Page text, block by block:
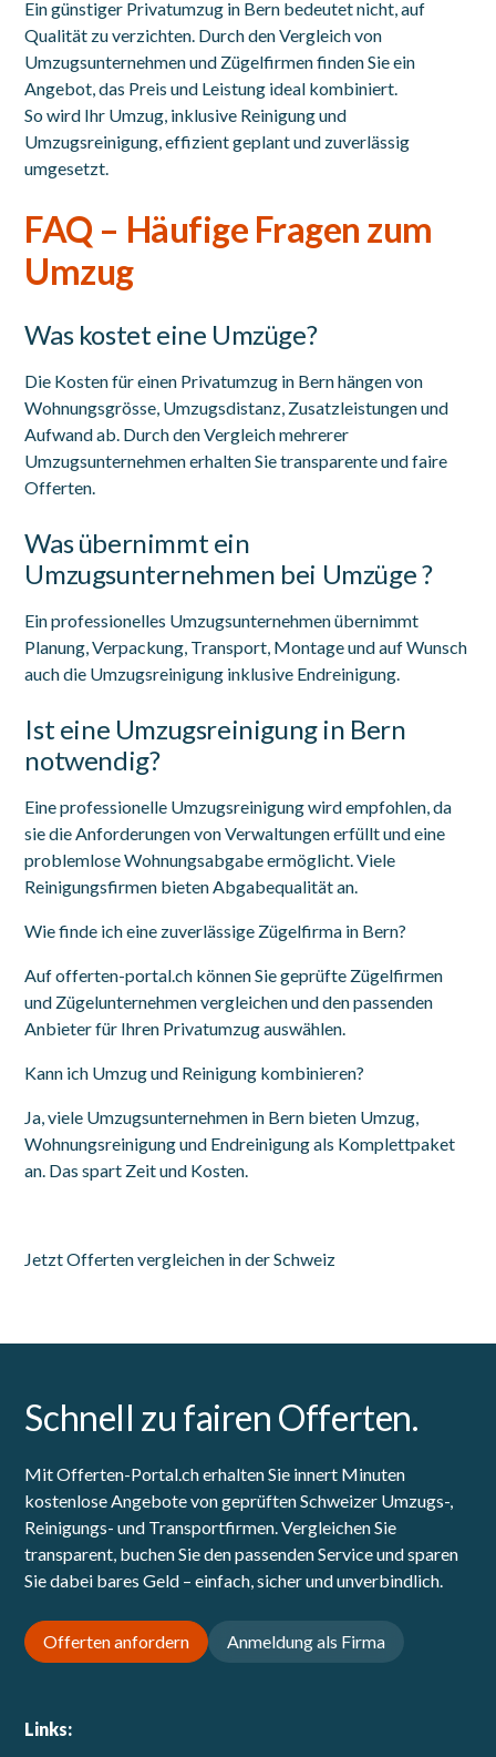
Ein günstiger Privatumzug in Bern bedeutet nicht, auf
Qualität zu verzichten. Durch den Vergleich von
Umzugsunternehmen und Zügelfirmen finden Sie ein
Angebot, das Preis und Leistung ideal kombiniert.
So wird Ihr Umzug, inklusive Reinigung und
Umzugsreinigung, effizient geplant und zuverlässig
umgesetzt.
FAQ – Häufige Fragen zum
Umzug
Was kostet eine Umzüge?
Die Kosten für einen Privatumzug in Bern hängen von
Wohnungsgrösse, Umzugsdistanz, Zusatzleistungen und
Aufwand ab. Durch den Vergleich mehrerer
Umzugsunternehmen erhalten Sie transparente und faire
Offerten.
Was übernimmt ein
Umzugsunternehmen bei Umzüge ?
Ein professionelles Umzugsunternehmen übernimmt
Planung, Verpackung, Transport, Montage und auf Wunsch
auch die Umzugsreinigung inklusive Endreinigung.
Ist eine Umzugsreinigung in Bern
notwendig?
Eine professionelle Umzugsreinigung wird empfohlen, da
sie die Anforderungen von Verwaltungen erfüllt und eine
problemlose Wohnungsabgabe ermöglicht. Viele
Reinigungsfirmen bieten Abgabequalität an.
Wie finde ich eine zuverlässige Zügelfirma in Bern?
Auf offerten-portal.ch können Sie geprüfte Zügelfirmen
und Zügelunternehmen vergleichen und den passenden
Anbieter für Ihren Privatumzug auswählen.
Kann ich Umzug und Reinigung kombinieren?
Ja, viele Umzugsunternehmen in Bern bieten Umzug,
Wohnungsreinigung und Endreinigung als Komplettpaket
an. Das spart Zeit und Kosten.
Jetzt Offerten vergleichen in der Schweiz
Schnell zu fairen Offerten.
Mit Offerten-Portal.ch erhalten Sie innert Minuten
kostenlose Angebote von geprüften Schweizer Umzugs-,
Reinigungs- und Transportfirmen. Vergleichen Sie
transparent, buchen Sie den passenden Service und sparen
Sie dabei bares Geld – einfach, sicher und unverbindlich.
Offerten anfordern Anmeldung als Firma
Links: